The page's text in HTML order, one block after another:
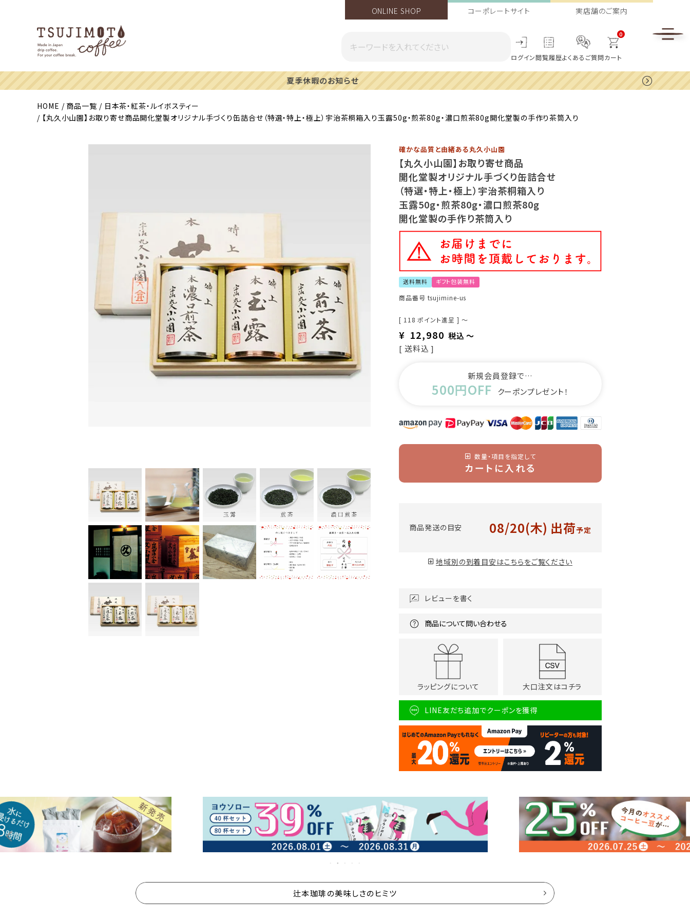
ONLINE SHOP コーポレートサイト 実店舗のご案内
ログイン閲覧履歴よくあるご質問
0
カート
一部地域への配送遅延のご案内
HOME 商品一覧
日本茶・紅茶・ルイボスティー
【丸久小山園】お取り寄せ商品開化堂製オリジナル手づくり缶詰合せ（特選・特上・極上）宇治茶桐箱入り玉露50g・煎茶80g・濃口煎茶80g開化堂製の手作り茶筒入り
確かな品質と由緒ある丸久小山園
【丸久小山園】お取り寄せ商品
開化堂製オリジナル手づくり缶詰合せ
（特選・特上・極上）宇治茶桐箱入り
玉露50g・煎茶80g・濃口煎茶80g
開化堂製の手作り茶筒入り
送料無料 ギフト包装無料
商品番号 tsujimine-us
[ 118 ポイント進呈 ] 〜
¥ 12,980 税込 〜
送料込
新規会員登録で…
500円OFF クーポンプレゼント！
数量・項目を指定して
カートに入れる
商品発送の目安 08/20(木) 出荷予定
地域別の到着目安はこちらをご覧ください
レビューを書く
商品について問い合わせる
ラッピングについて 大口注文はコチラ
LINE友だち追加でクーポンを獲得
辻本珈琲の美味しさのヒミツ